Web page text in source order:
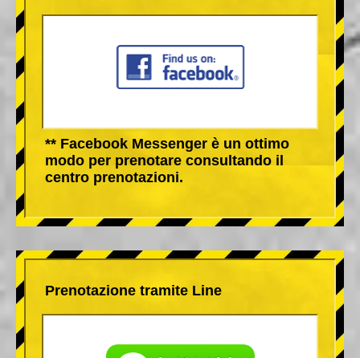
** Facebook Messenger è un ottimo
modo per prenotare consultando il
centro prenotazioni.
Prenotazione tramite Line